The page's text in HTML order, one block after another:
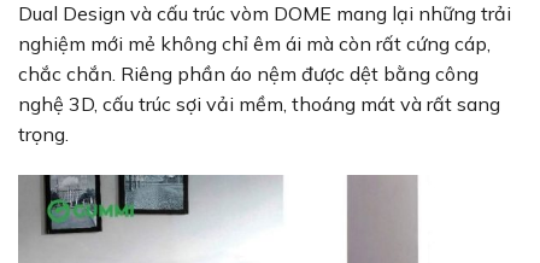
Dual Design và cấu trúc vòm DOME mang lại những trải
nghiệm mới mẻ không chỉ êm ái mà còn rất cứng cáp,
chắc chắn. Riêng phần áo nệm được dệt bằng công
nghệ 3D, cấu trúc sợi vải mềm, thoáng mát và rất sang
trọng.